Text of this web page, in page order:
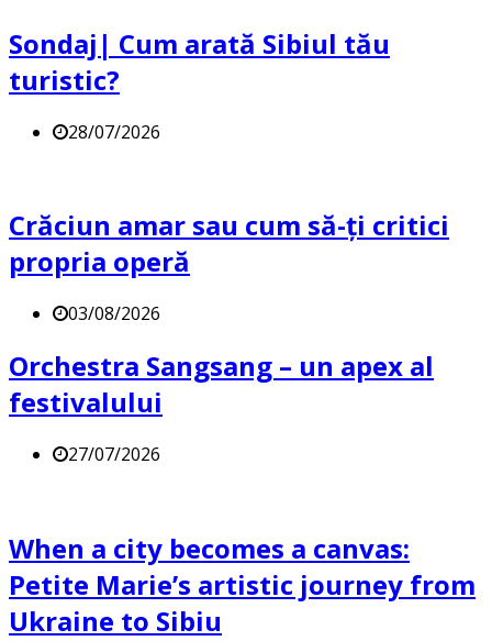
Sondaj| Cum arată Sibiul tău
turistic?
28/07/2026
Crăciun amar sau cum să-ți critici
propria operă
03/08/2026
Orchestra Sangsang – un apex al
festivalului
27/07/2026
When a city becomes a canvas:
Petite Marie’s artistic journey from
Ukraine to Sibiu